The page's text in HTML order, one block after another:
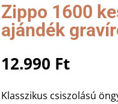
Zippo 1600
ajándék
12.990 Ft
Klasszikus csiszolású